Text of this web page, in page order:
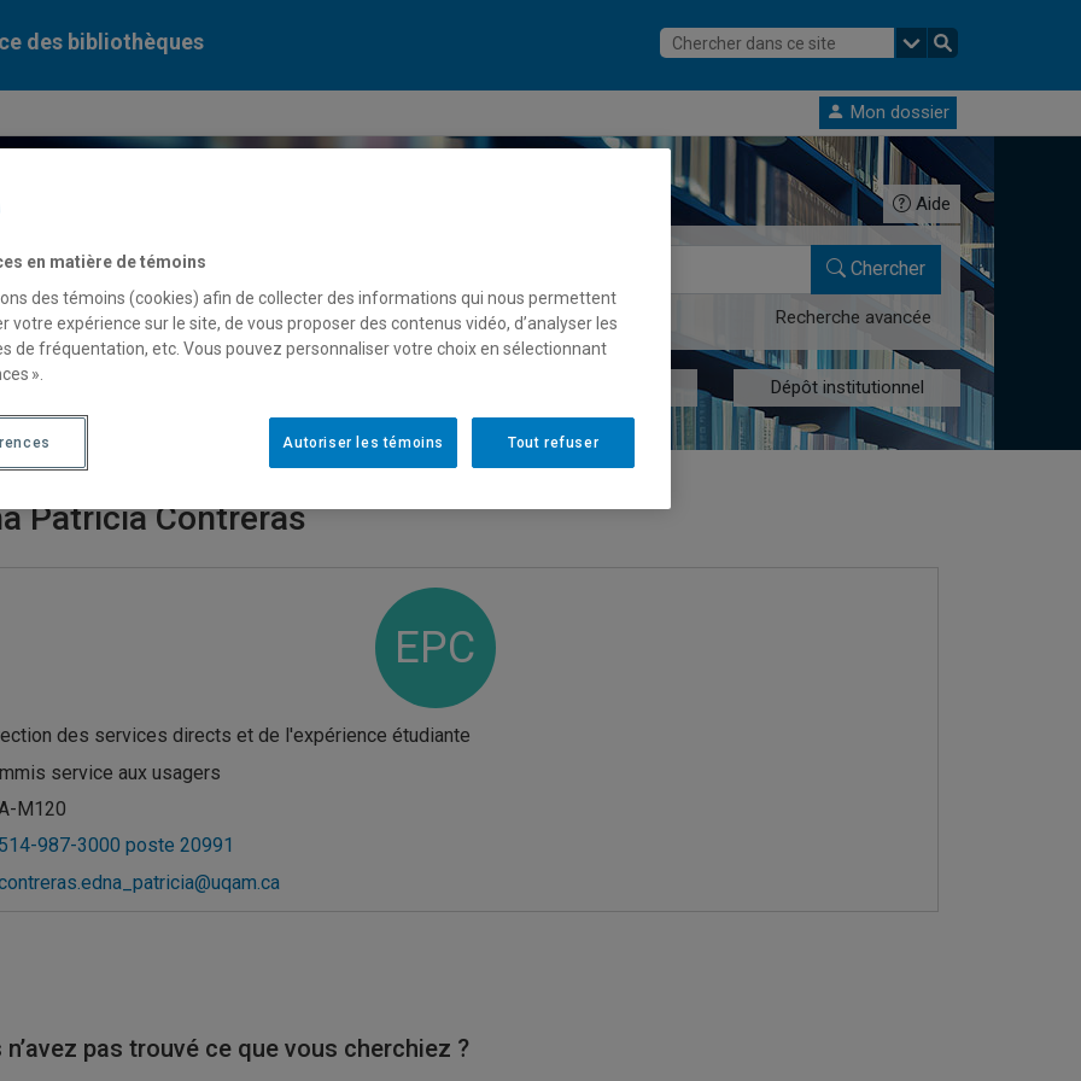
des bibliothèques
Mon dossier
Aide
dans le catalogue des bibliothèques de l'UQAM Chercher
de cours Recherche avancée
de données Dépôt institutionnel
Patricia Contreras
EPC
des services directs et de l'expérience étudiante
service aux usagers
M120
514-987-3000 poste 20991
n’avez pas trouvé ce que vous cherchiez ?
en matière de témoins
des témoins (cookies) afin de collecter des informations qui nous permettent
votre expérience sur le site, de vous proposer des contenus vidéo, d’analyser les
de fréquentation, etc. Vous pouvez personnaliser votre choix en sélectionnant
».
Tout refuser
Autoriser les témoins